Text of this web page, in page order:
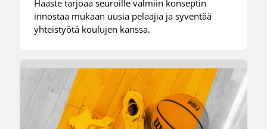
Haaste tarjoaa seuroille valmiin konseptin
innostaa mukaan uusia pelaajia ja syventää
yhteistyötä koulujen kanssa.